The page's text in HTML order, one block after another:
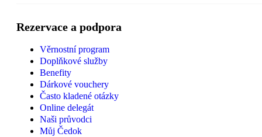
Rezervace a podpora
Věrnostní program
Doplňkové služby
Benefity
Dárkové vouchery
Často kladené otázky
Online delegát
Naši průvodci
Můj Čedok